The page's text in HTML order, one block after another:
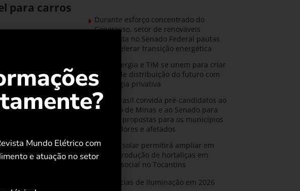
para carros
a
de
que fará a
Durante esforço concentrado do
Congresso, setor de renováveis
apresenta no Senado Federal pautas
para acelerar transição energética
CPFL Energia e TIM se unem para criar
a rede de distribuição do futuro com
tecnologia privativa
AMIG Brasil convida pré-candidatos ao
Governo de Minas e ao Senado para
discutir propostas para os municípios
mineradores e afetados
Energia solar permitirá ampliar em
25% a produção de hortaliças em
projeto social no Tocantins
Tendências de Iluminação em 2026
Mundo Elétrico com
e atuação no setor